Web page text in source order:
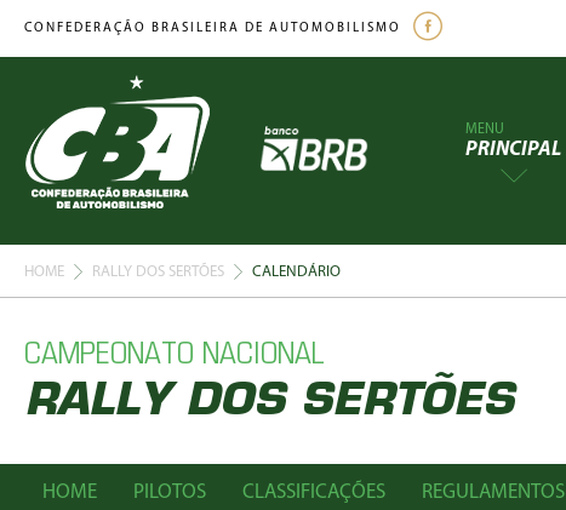
CONFEDERAÇÃO BRASILEIRA DE AUTOMOBILISMO
MENU
PRINCIPAL
HOME RALLY DOS SERTÕES CALENDÁRIO
CAMPEONATO NACIONAL
RALLY DOS SERTÕES
HOME PILOTOS CLASSIFICAÇÕES REGULAMENTOS